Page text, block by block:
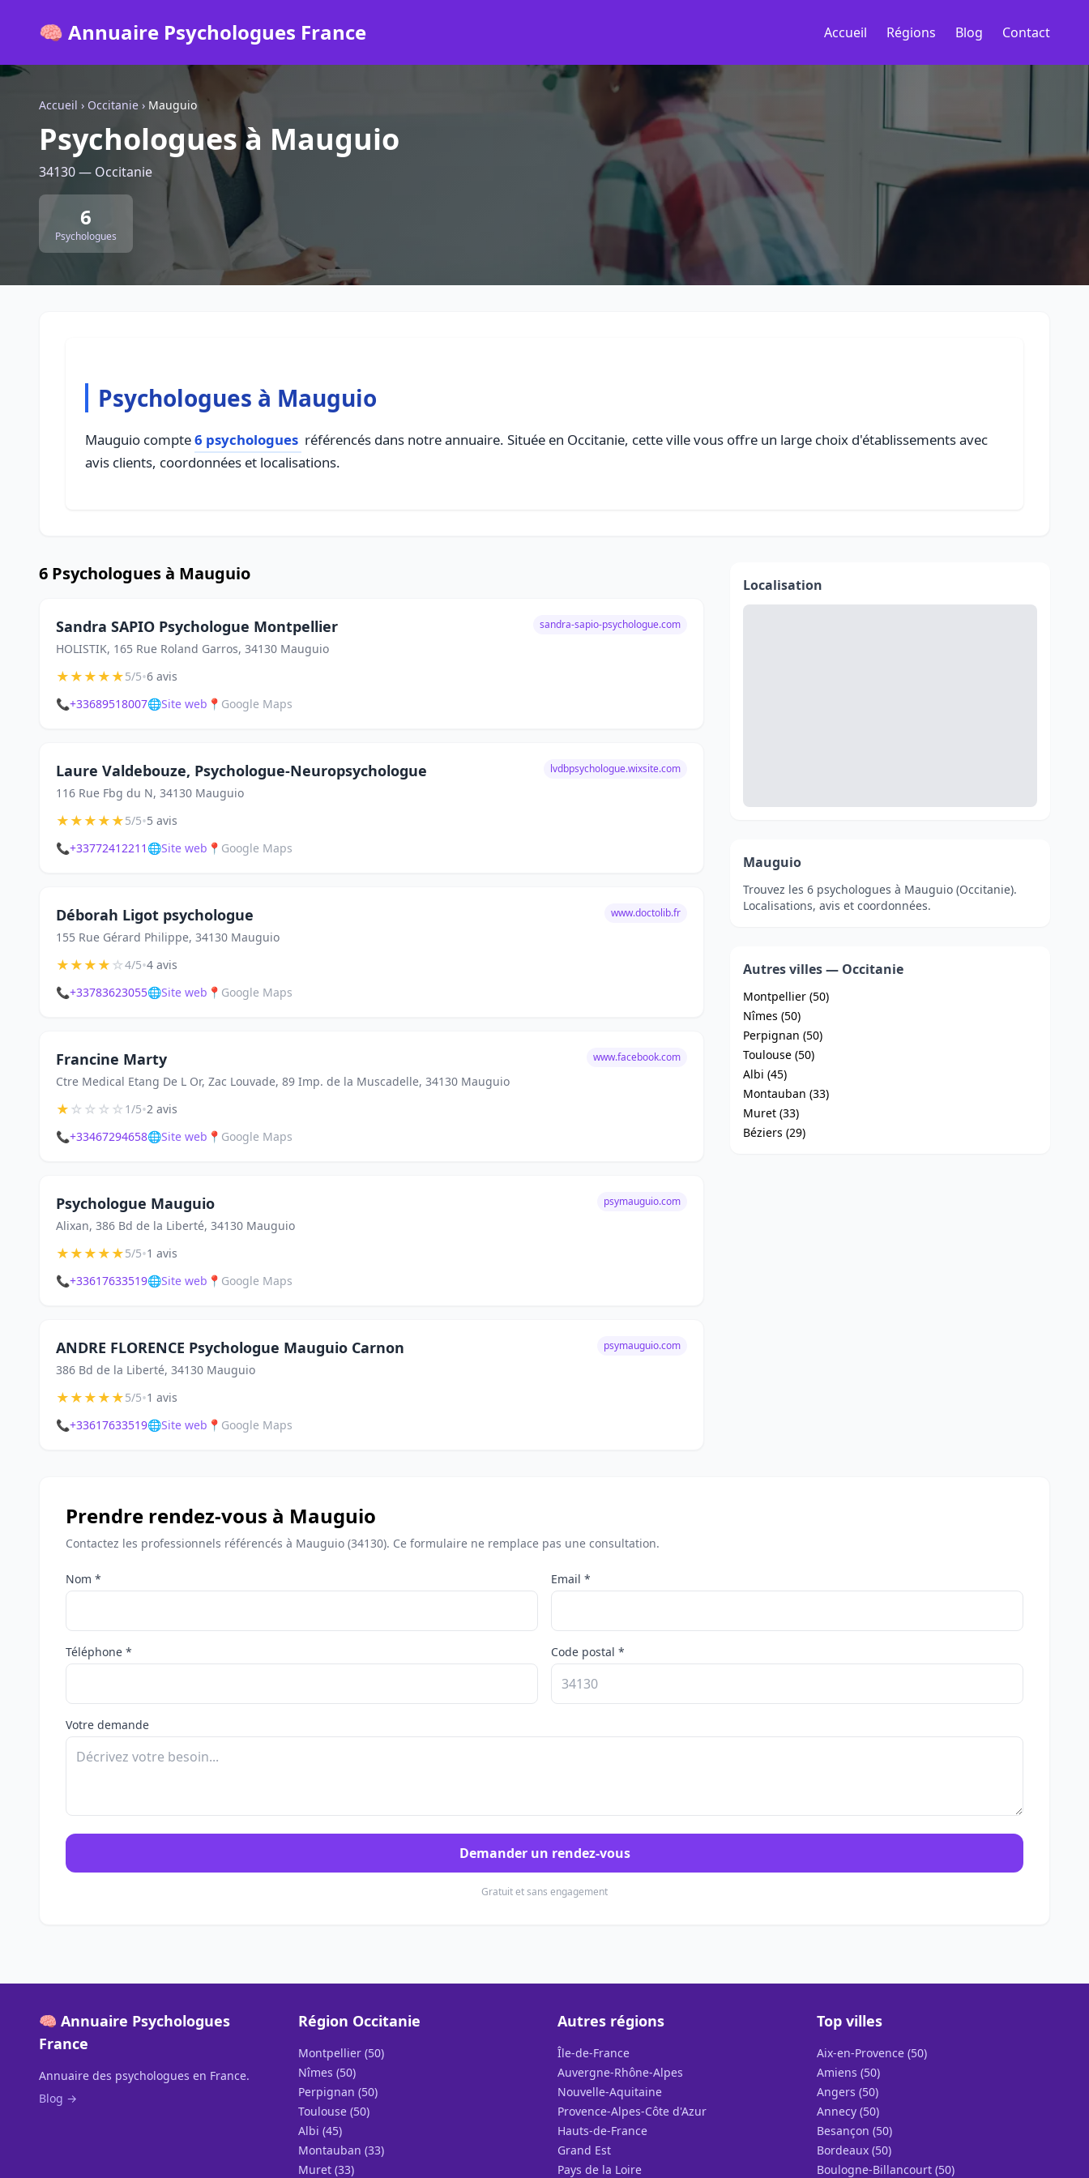
🧠 Annuaire Psychologues France Accueil Régions Blog Contact
Accueil › Occitanie › Mauguio
Psychologues à Mauguio
34130 — Occitanie
6
Psychologues
Psychologues à Mauguio
Mauguio compte6 psychologues référencés dans notre annuaire. Située en Occitanie, cette ville vous offre un large choix d'établissements avec
avis clients, coordonnées et localisations.
6 Psychologues à Mauguio
Sandra SAPIO Psychologue Montpellier
HOLISTIK, 165 Rue Roland Garros, 34130 Mauguio
sandra-sapio-psychologue.com
★★★★★5/5•6 avis
📞+33689518007🌐Site web 📍 Google Maps
Laure Valdebouze, Psychologue-Neuropsychologue
116 Rue Fbg du N, 34130 Mauguio
lvdbpsychologue.wixsite.com
★★★★★5/5•5 avis
📞+33772412211 🌐Site web 📍 Google Maps
Déborah Ligot psychologue
155 Rue Gérard Philippe, 34130 Mauguio
www.doctolib.fr
★★★★☆4/5•4 avis
📞+33783623055🌐Site web 📍 Google Maps
Francine Marty
Ctre Medical Etang De L Or, Zac Louvade, 89 Imp. de la Muscadelle, 34130 Mauguio
www.facebook.com
★☆☆☆☆1/5•2 avis
📞+33467294658🌐Site web 📍 Google Maps
Psychologue Mauguio
Alixan, 386 Bd de la Liberté, 34130 Mauguio
psymauguio.com
★★★★★5/5•1 avis
📞+33617633519🌐Site web 📍 Google Maps
ANDRE FLORENCE Psychologue Mauguio Carnon
386 Bd de la Liberté, 34130 Mauguio
psymauguio.com
★★★★★5/5•1 avis
📞+33617633519🌐Site web 📍 Google Maps
Localisation
Mauguio
Trouvez les 6 psychologues à Mauguio (Occitanie).
Localisations, avis et coordonnées.
Autres villes — Occitanie
Montpellier (50)
Nîmes (50)
Perpignan (50)
Toulouse (50)
Albi (45)
Montauban (33)
Muret (33)
Béziers (29)
Prendre rendez-vous à Mauguio
Contactez les professionnels référencés à Mauguio (34130). Ce formulaire ne remplace pas une consultation.
Nom * Email *
Téléphone * Code postal *
Votre demande
Demander un rendez-vous
Gratuit et sans engagement
🧠 Annuaire Psychologues
France
Annuaire des psychologues en France.
Blog →
Région Occitanie
Montpellier (50)
Nîmes (50)
Perpignan (50)
Toulouse (50)
Albi (45)
Montauban (33)
Muret (33)
Autres régions
Île-de-France
Auvergne-Rhône-Alpes
Nouvelle-Aquitaine
Provence-Alpes-Côte d'Azur
Hauts-de-France
Grand Est
Pays de la Loire
Top villes
Aix-en-Provence (50)
Amiens (50)
Angers (50)
Annecy (50)
Besançon (50)
Bordeaux (50)
Boulogne-Billancourt (50)